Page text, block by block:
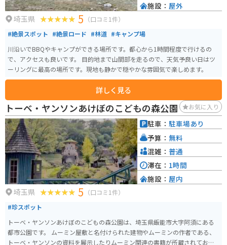
埼玉県 5 （口コミ1件）
#絶景スポット #絶景ロード #林道 #キャンプ場
川沿いでBBQやキャンプができる場所です。都心から1時間程度で行けるの
で、アクセスも良いです。 目的地まで山間部を走るので、天気予良い日はツ
ーリングに最高の場所です。現地も静かで穏やかな雰囲気で楽しめます。
詳しく見る
施設： 屋外
トーベ・ヤンソンあけぼのこどもの森公園 お気に入り
埼玉県 5 （口コミ1件）
#珍スポット
トーベ・ヤンソンあけぼのこどもの森公園は、埼玉県飯能市大字阿須にある
都市公園です。 ムーミン屋敷と名付けられた建物やムーミンの作者である、
トーベ・ヤンソンの資料を展示したりムーミン関連の書籍が所蔵されてお
駐車： 駐車場あり
予算： 無料
混雑： 普通
滞在： 1時間
施設： 屋内